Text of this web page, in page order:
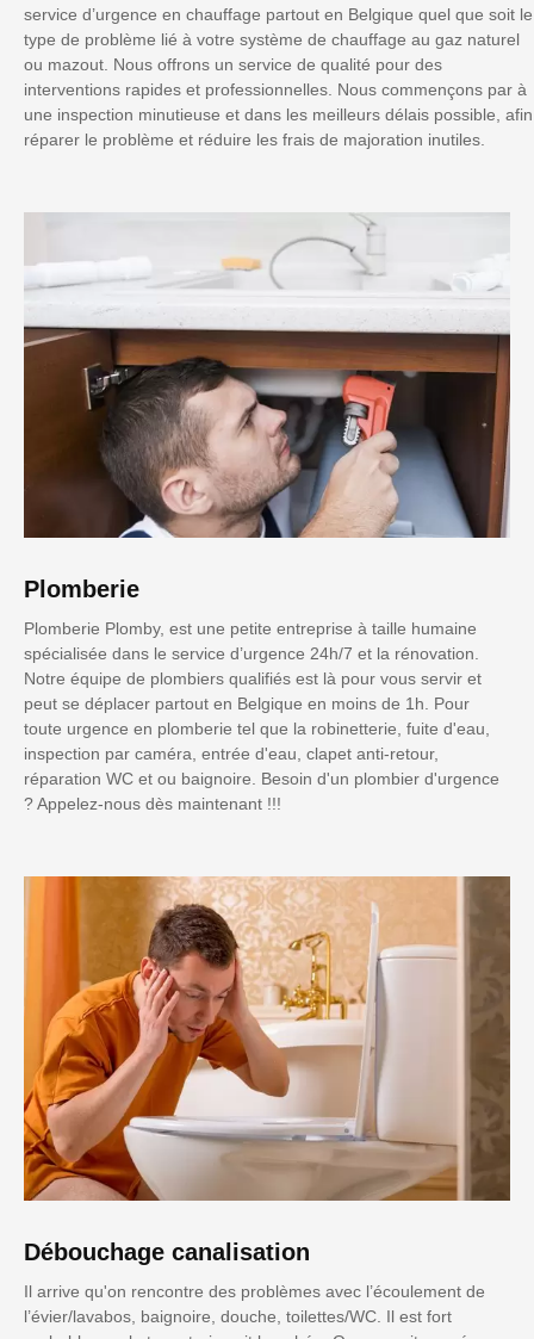
service d’urgence en chauffage partout en Belgique quel que soit le
type de problème lié à votre système de chauffage au gaz naturel
ou mazout. Nous offrons un service de qualité pour des
interventions rapides et professionnelles. Nous commençons par à
une inspection minutieuse et dans les meilleurs délais possible, afin
réparer le problème et réduire les frais de majoration inutiles.
Plomberie
Plomberie Plomby, est une petite entreprise à taille humaine
spécialisée dans le service d’urgence 24h/7 et la rénovation.
Notre équipe de plombiers qualifiés est là pour vous servir et
peut se déplacer partout en Belgique en moins de 1h. Pour
toute urgence en plomberie tel que la robinetterie, fuite d'eau,
inspection par caméra, entrée d'eau, clapet anti-retour,
réparation WC et ou baignoire. Besoin d'un plombier d'urgence
? Appelez-nous dès maintenant !!!
Débouchage canalisation
Il arrive qu'on rencontre des problèmes avec l’écoulement de
l’évier/lavabos, baignoire, douche, toilettes/WC. Il est fort